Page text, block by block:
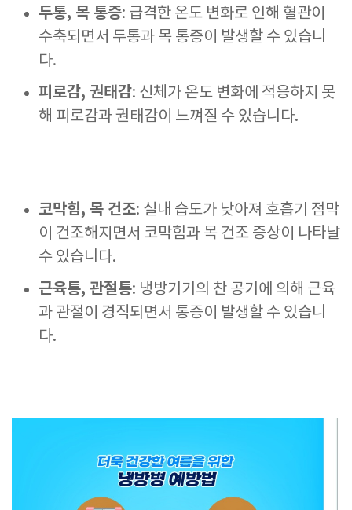
두통, 목 통증: 급격한 온도 변화로 인해 혈관이
수축되면서 두통과 목 통증이 발생할 수 있습니
다.
피로감, 권태감: 신체가 온도 변화에 적응하지 못
해 피로감과 권태감이 느껴질 수 있습니다.
코막힘, 목 건조: 실내 습도가 낮아져 호흡기 점막
이 건조해지면서 코막힘과 목 건조 증상이 나타날
수 있습니다.
근육통, 관절통: 냉방기기의 찬 공기에 의해 근육
과 관절이 경직되면서 통증이 발생할 수 있습니
다.